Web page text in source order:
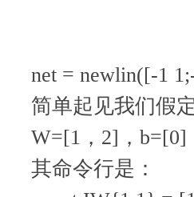
net = newlin([-1
简单起见我们假定
W=[1，2]，b=[0]
其命令行是：